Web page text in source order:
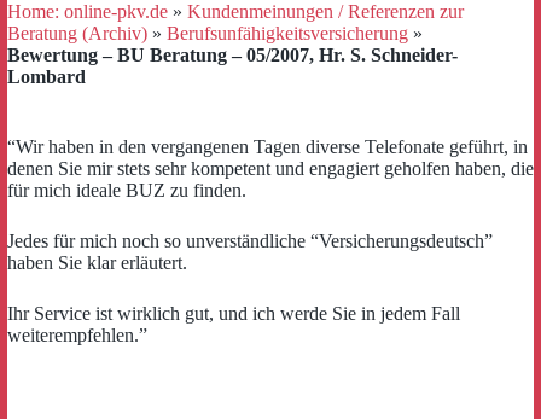
Home: online-pkv.de » Kundenmeinungen / Referenzen zur
Beratung (Archiv) » Berufsunfähigkeitsversicherung »
Bewertung – BU Beratung – 05/2007, Hr. S. Schneider-
Lombard
“Wir haben in den vergangenen Tagen diverse Telefonate geführt, in
denen Sie mir stets sehr kompetent und engagiert geholfen haben, die
für mich ideale BUZ zu finden.
Jedes für mich noch so unverständliche “Versicherungsdeutsch”
haben Sie klar erläutert.
Ihr Service ist wirklich gut, und ich werde Sie in jedem Fall
weiterempfehlen.”